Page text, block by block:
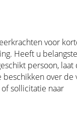
voor
Heeft u
persoon, laat
over de
sollicitatie naar